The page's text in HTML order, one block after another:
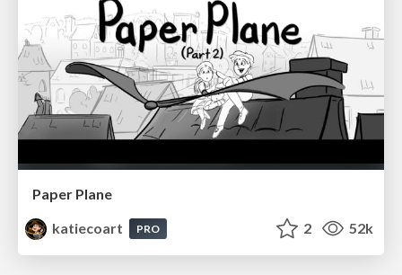
Paper Plane
katiecoart
PRO 2 52k